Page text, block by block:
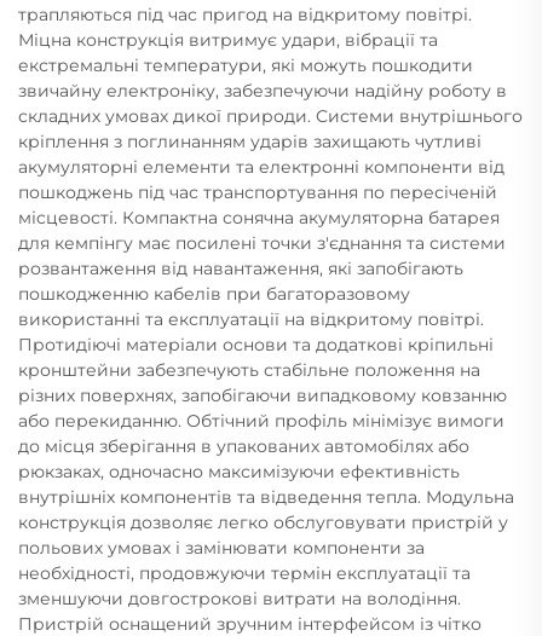
трапляються під час пригод на відкритому повітрі.
Міцна конструкція витримує удари, вібрації та
екстремальні температури, які можуть пошкодити
звичайну електроніку, забезпечуючи надійну роботу в
складних умовах дикої природи. Системи внутрішнього
кріплення з поглинанням ударів захищають чутливі
акумуляторні елементи та електронні компоненти від
пошкоджень під час транспортування по пересіченій
місцевості. Компактна сонячна акумуляторна батарея
для кемпінгу має посилені точки з'єднання та системи
розвантаження від навантаження, які запобігають
пошкодженню кабелів при багаторазовому
використанні та експлуатації на відкритому повітрі.
Протидіючі матеріали основи та додаткові кріпильні
кронштейни забезпечують стабільне положення на
різних поверхнях, запобігаючи випадковому ковзанню
або перекиданню. Обтічний профіль мінімізує вимоги
до місця зберігання в упакованих автомобілях або
рюкзаках, одночасно максимізуючи ефективність
внутрішніх компонентів та відведення тепла. Модульна
конструкція дозволяє легко обслуговувати пристрій у
польових умовах і замінювати компоненти за
необхідності, продовжуючи термін експлуатації та
зменшуючи довгострокові витрати на володіння.
Пристрій оснащений зручним інтерфейсом із чітко